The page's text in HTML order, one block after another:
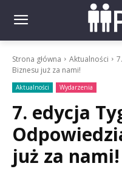
Strona główna Aktualności
Biznesu już za nami!
Aktualności Wydarzenia
7. edycja
już za nami!